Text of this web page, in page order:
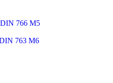
DIN 766 М5
DIN 763 М6